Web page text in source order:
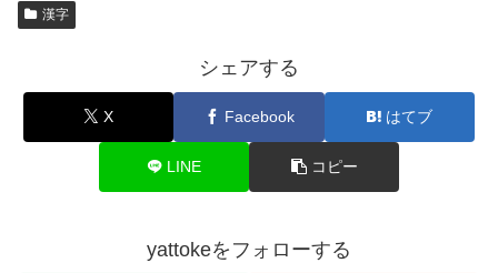
漢字
シェアする
X Facebook はてブ
LINE コピー
yattokeをフォローする